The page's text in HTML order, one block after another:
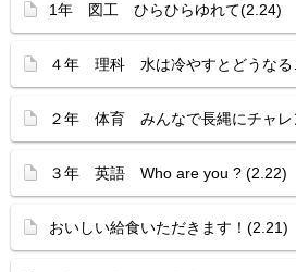
1年 図工 ひらひらゆれて(2.24)
４年 理科 水は冷やすとどうな
２年 体育 みんなで長縄にチャレ
３年 英語 Who are you ? (2.22)
おいしい給食いただきます！(2.21)